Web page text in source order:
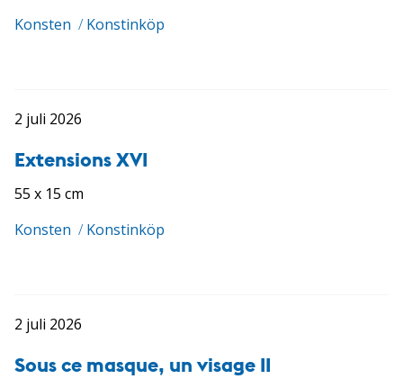
Konsten / Konstinköp
2 juli 2026
Extensions XVI
55 x 15 cm
Konsten / Konstinköp
2 juli 2026
Sous ce masque, un visage II